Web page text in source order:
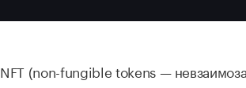
NFT (non-fungible tokens —